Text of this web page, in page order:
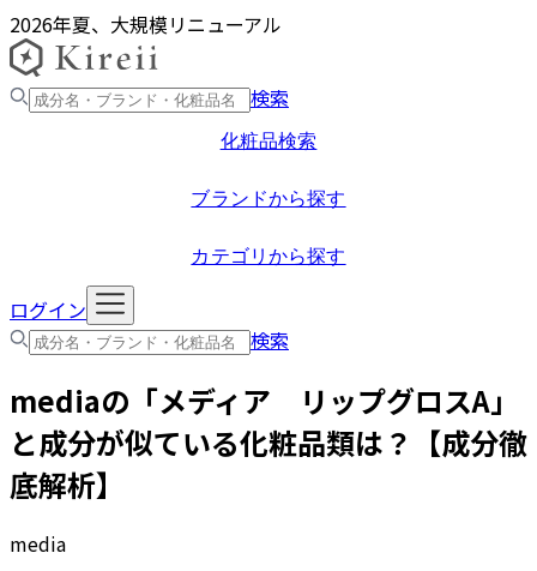
2026年夏、大規模リニューアル
検索
化粧品検索
ブランドから探す
カテゴリから探す
ログイン
検索
mediaの「メディア リップグロスA」
と成分が似ている化粧品類は？【成分徹
底解析】
media